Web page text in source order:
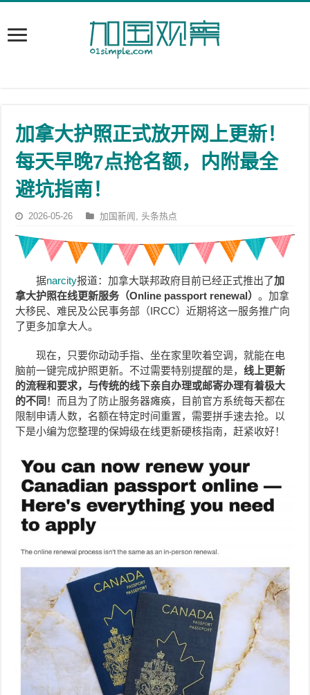
加拿大护照正式放开网上更新！
每天早晚7点抢名额，内附最全
避坑指南！
2026-05-26 加国新闻 ,头条热点
据narcity报道：加拿大联邦政府目前已经正式推出了加
拿大护照在线更新服务（Online passport renewal）。加拿
大移民、难民及公民事务部（IRCC）近期将这一服务推广向
了更多加拿大人。
现在，只要你动动手指、坐在家里吹着空调，就能在电
脑前一键完成护照更新。不过需要特别提醒的是，线上更新
的流程和要求，与传统的线下亲自办理或邮寄办理有着极大
的不同 ！而且为了防止服务器瘫痪，目前官方系统每天都在
限制申请人数，名额在特定时间重置，需要拼手速去抢。以
下是小编为您整理的保姆级在线更新硬核指南，赶紧收好！